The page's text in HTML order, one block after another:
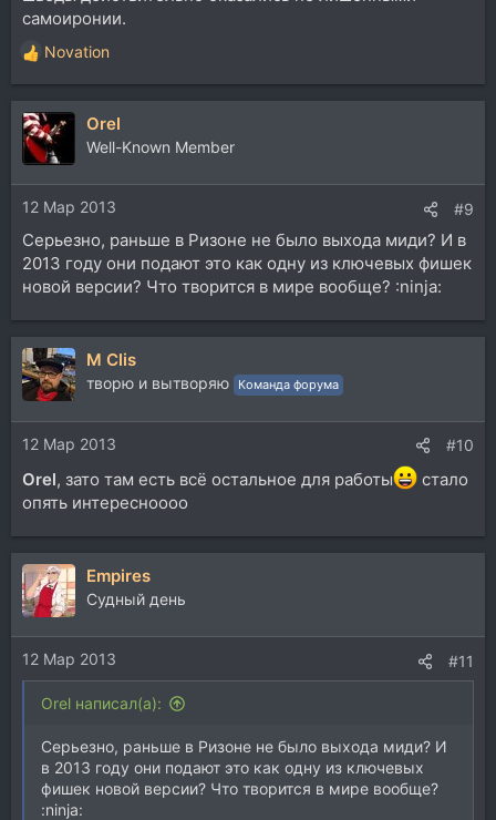
самоиронии.
Р
е
а
к
ц
и
и
:
Novation
Orel
Well-Known Member
12 Мар 2013 #9
Серьезно, раньше в Ризоне не было выхода миди? И в
2013 году они подают это как одну из ключевых фишек
новой версии? Что творится в мире вообще? :ninja:
M Clis
творю и вытворяю Команда форума
12 Мар 2013 #10
Orel, зато там есть всё остальное для работы
стало
опять интересноооо
Empires
Судный день
12 Мар 2013 #11
Orel написал(а):
Серьезно, раньше в Ризоне не было выхода миди? И
в 2013 году они подают это как одну из ключевых
фишек новой версии? Что творится в мире вообще?
:ninja: